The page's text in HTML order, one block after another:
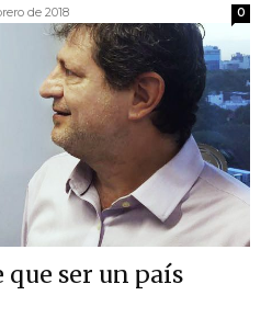
de 2018 0
ser un país